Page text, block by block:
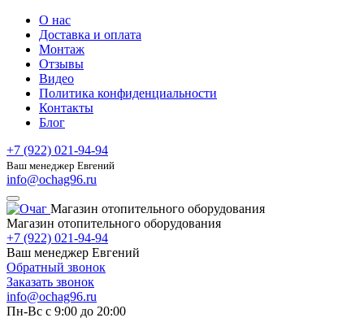
О нас
Доставка и оплата
Монтаж
Отзывы
Видео
Политика конфиденциальности
Контакты
Блог
+7 (922) 021-94-94
Ваш менеджер Евгений
info@ochag96.ru
Магазин отопительного оборудования
Магазин отопительного оборудования
+7 (922) 021-94-94
Ваш менеджер Евгений
Обратный звонок
Заказать звонок
info@ochag96.ru
Пн-Вс с 9:00 до 20:00